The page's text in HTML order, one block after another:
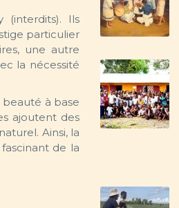
(interdits). Ils
particulier
une autre
la nécessité
à base
ajoutent des
Ainsi, la
de la